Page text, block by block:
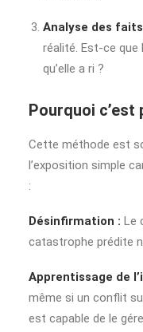
Analyse des
réalité. Est-ce
qu’elle a ri ?
Pourquoi c’est
Cette méthode est
l’exposition simple
:
Désinfirmation : Le
catastrophe prédite
Apprentissage de
même si un conflit
est capable de le